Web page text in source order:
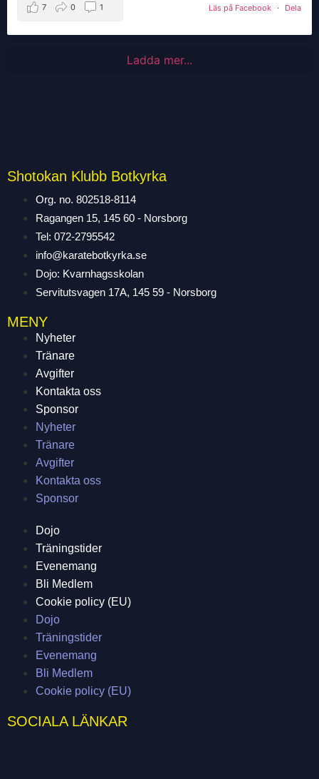
Läs på Facebook · Dela
7 0 1
Ladda mer...
Shotokan Klubb Botkyrka
Org. no. 802518-8114
Ragangen 15, 145 60 - Norsborg
Tel: 072-2795542
info@karatebotkyrka.se
Dojo: Kvarnhagsskolan
Servitutsvagen 17A, 145 59 - Norsborg
MENY
Nyheter
Tränare
Avgifter
Kontakta oss
Sponsor
Nyheter
Tränare
Avgifter
Kontakta oss
Sponsor
Dojo
Träningstider
Evenemang
Bli Medlem
Cookie policy (EU)
Dojo
Träningstider
Evenemang
Bli Medlem
Cookie policy (EU)
SOCIALA LÄNKAR